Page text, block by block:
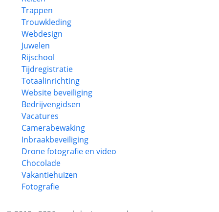
Trappen
Trouwkleding
Webdesign
Juwelen
Rijschool
Tijdregistratie
Totaalinrichting
Website beveiliging
Bedrijvengidsen
Vacatures
Camerabewaking
Inbraakbeveiliging
Drone fotografie en video
Chocolade
Vakantiehuizen
Fotografie